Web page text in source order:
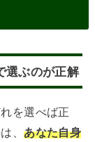
選ぶのが正解
を選べば正
、あなた自身